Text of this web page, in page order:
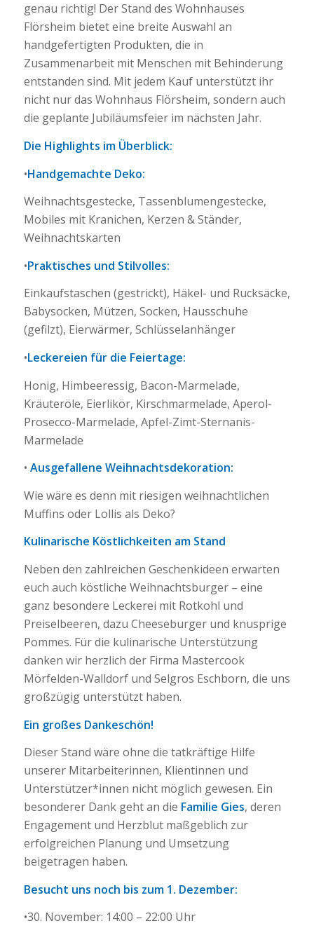
genau richtig! Der Stand des Wohnhauses
Flörsheim bietet eine breite Auswahl an
handgefertigten Produkten, die in
Zusammenarbeit mit Menschen mit Behinderung
entstanden sind. Mit jedem Kauf unterstützt ihr
nicht nur das Wohnhaus Flörsheim, sondern auch
die geplante Jubiläumsfeier im nächsten Jahr.
Die Highlights im Überblick:
•Handgemachte Deko:
Weihnachtsgestecke, Tassenblumengestecke,
Mobiles mit Kranichen, Kerzen & Ständer,
Weihnachtskarten
•Praktisches und Stilvolles:
Einkaufstaschen (gestrickt), Häkel- und Rucksäcke,
Babysocken, Mützen, Socken, Hausschuhe
(gefilzt), Eierwärmer, Schlüsselanhänger
•Leckereien für die Feiertage:
Honig, Himbeeressig, Bacon-Marmelade,
Kräuteröle, Eierlikör, Kirschmarmelade, Aperol-
Prosecco-Marmelade, Apfel-Zimt-Sternanis-
Marmelade
• Ausgefallene Weihnachtsdekoration:
Wie wäre es denn mit riesigen weihnachtlichen
Muffins oder Lollis als Deko?
Kulinarische Köstlichkeiten am Stand
Neben den zahlreichen Geschenkideen erwarten
euch auch köstliche Weihnachtsburger – eine
ganz besondere Leckerei mit Rotkohl und
Preiselbeeren, dazu Cheeseburger und knusprige
Pommes. Für die kulinarische Unterstützung
danken wir herzlich der Firma Mastercook
Mörfelden-Walldorf und Selgros Eschborn, die uns
großzügig unterstützt haben.
Ein großes Dankeschön!
Dieser Stand wäre ohne die tatkräftige Hilfe
unserer Mitarbeiterinnen, Klientinnen und
Unterstützer*innen nicht möglich gewesen. Ein
besonderer Dank geht an die Familie Gies, deren
Engagement und Herzblut maßgeblich zur
erfolgreichen Planung und Umsetzung
beigetragen haben.
Besucht uns noch bis zum 1. Dezember:
•30. November: 14:00 – 22:00 Uhr